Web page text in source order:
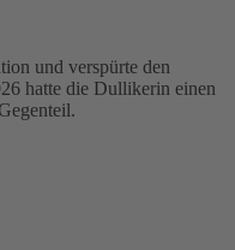
und verspürte den
hatte die Dullikerin einen